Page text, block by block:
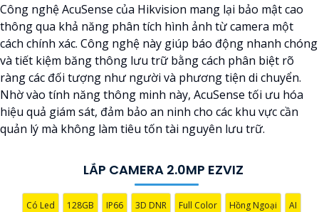
Công nghệ AcuSense của Hikvision mang lại bảo mật cao
thông qua khả năng phân tích hình ảnh từ camera một
cách chính xác. Công nghệ này giúp báo động nhanh chóng
và tiết kiệm băng thông lưu trữ bằng cách phân biệt rõ
ràng các đối tượng như người và phương tiện di chuyển.
Nhờ vào tính năng thông minh này, AcuSense tối ưu hóa
hiệu quả giám sát, đảm bảo an ninh cho các khu vực cần
quản lý mà không làm tiêu tốn tài nguyên lưu trữ.
LẮP CAMERA 2.0MP EZVIZ
Có Led 128GB IP66 3D DNR Full Color Hồng Ngoại AI